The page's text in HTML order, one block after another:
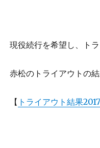
現役続行を希望し、ト
赤松のトライアウトの
【 トライアウト結果2017